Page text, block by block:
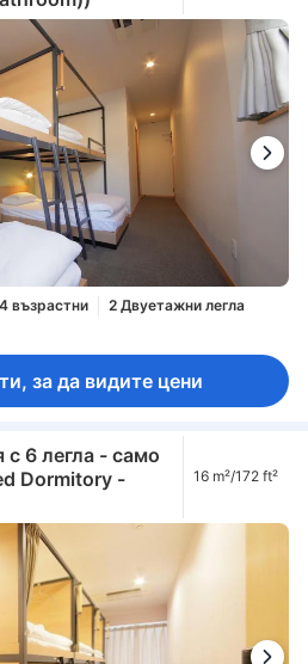
възрастни
2 Двуетажни легла
за да видите цени
с 6 легла - само
Dormitory -
16 m²/172 ft²